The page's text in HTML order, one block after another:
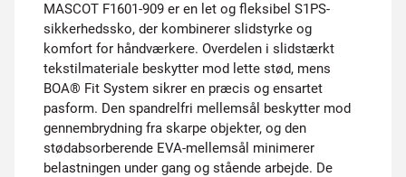
MASCOT F1601-909 er en let og fleksibel S1PS-
sikkerhedssko, der kombinerer slidstyrke og
komfort for håndværkere. Overdelen i slidstærkt
tekstilmateriale beskytter mod lette stød, mens
BOA® Fit System sikrer en præcis og ensartet
pasform. Den spandrelfri mellemsål beskytter mod
gennembrydning fra skarpe objekter, og den
stødabsorberende EVA-mellemsål minimerer
belastningen under gang og stående arbejde. De